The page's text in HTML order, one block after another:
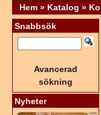
Hem » Katalog »
Snabbsök
Avancerad
sökning
Nyheter